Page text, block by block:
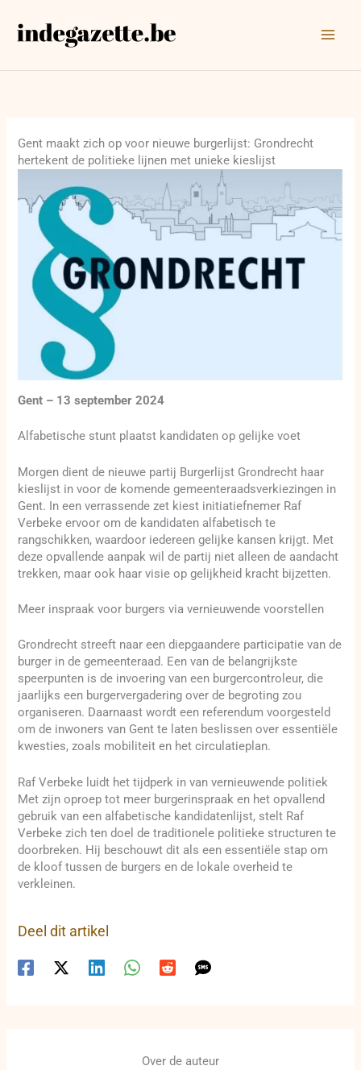
naar
Gent maakt zich op voor nieuwe burgerlijst: Grondrecht
hertekent de politieke lijnen met unieke kieslijst
Gent – 13 september 2024
Alfabetische stunt plaatst kandidaten op gelijke voet
Morgen dient de nieuwe partij Burgerlijst Grondrecht haar
kieslijst in voor de komende gemeenteraadsverkiezingen in
Gent. In een verrassende zet kiest initiatiefnemer Raf
Verbeke ervoor om de kandidaten alfabetisch te
rangschikken, waardoor iedereen gelijke kansen krijgt. Met
deze opvallende aanpak wil de partij niet alleen de aandacht
trekken, maar ook haar visie op gelijkheid kracht bijzetten.
Meer inspraak voor burgers via vernieuwende voorstellen
Grondrecht streeft naar een diepgaandere participatie van de
burger in de gemeenteraad. Een van de belangrijkste
speerpunten is de invoering van een burgercontroleur, die
jaarlijks een burgervergadering over de begroting zou
organiseren. Daarnaast wordt een referendum voorgesteld
om de inwoners van Gent te laten beslissen over essentiële
kwesties, zoals mobiliteit en het circulatieplan.
Raf Verbeke luidt het tijdperk in van vernieuwende politiek
Met zijn oproep tot meer burgerinspraak en het opvallend
gebruik van een alfabetische kandidatenlijst, stelt Raf
Verbeke zich ten doel de traditionele politieke structuren te
doorbreken. Hij beschouwt dit als een essentiële stap om
de kloof tussen de burgers en de lokale overheid te
verkleinen.
Deel dit artikel
Over de auteur